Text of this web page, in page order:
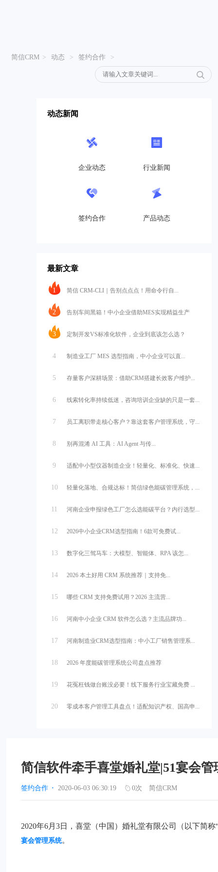
简信CRM > 动态 > 签约合作 >
动态新闻
企业动态 行业新闻
签约合作 产品动态
最新文章
1 简信 CRM-CLI｜告别点点点！用命令行自...
2 告别车间黑箱！中小企业借助MES实现精益生产
3 定制开发VS标准化软件，企业到底该怎么选？
4 制造业工厂 MES 选型指南，中小企业可以直...
5 存量客户深耕场景：借助CRM搭建长效客户维护...
6 线索转化率持续低迷，咨询培训企业缺的只是一套...
7 员工离职带走核心客户？靠这套客户管理系统，守...
8 别再混淆 AI 工具：AI Agent 与传...
9 适配中小型仪器制造企业！轻量化、标准化、快速...
10 轻量化落地、合规达标！简信绿色能碳管理系统，...
11 河南企业申报绿色工厂怎么选能碳平台？内行选型...
12 2026中小企业CRM选型指南！6款可免费试...
13 数字化三驾马车：大模型、智能体、RPA 该怎...
14 2026 本土好用 CRM 系统推荐｜支持免...
15 哪些 CRM 支持免费试用？2026 主流营...
16 河南中小企业 CRM 软件怎么选？主流品牌功...
17 河南制造业CRM选型指南：中小工厂销售管理系...
18 2026 年度能碳管理系统公司盘点推荐
19 花冤枉钱做台账没必要！线下服务行业宝藏免费 ...
20 零成本客户管理工具盘点！适配知识产权、国高申...
简信软件牵手喜堂婚礼堂|51宴会管
签约合作 · 2020-06-03 06:30:19 0次 简信CRM
2020年6月3日，喜堂（中国）婚礼堂有限公司（以下简称
宴会管理系统。